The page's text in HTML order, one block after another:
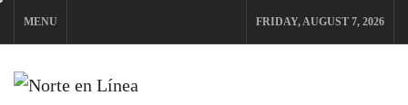
Skip
to
content
MENU FRIDAY, AUGUST 7, 2026